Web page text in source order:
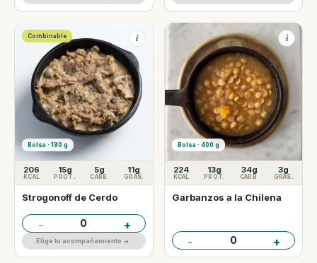
Combinable
Bolsa · 180 g
i
206
KCAL
15g
PROT.
5g
CARB.
11g
GRAS.
Strogonoff de Cerdo
- 0 +
Elige tu acompañamiento ->
Bolsa · 400 g
i
224
KCAL
13g
PROT.
34g
CARB.
3g
GRAS.
Garbanzos a la Chilena
- 0 +